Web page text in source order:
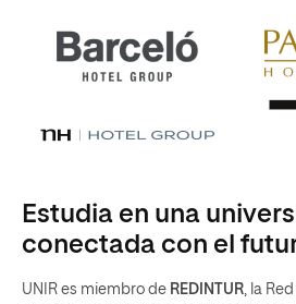
Estudia en una
conectada con el
UNIR es miembro de REDINTUR , la